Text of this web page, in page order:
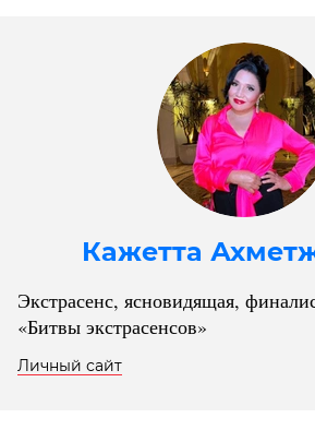
Кажетта
Экстрасенс, ясновидящая,
«Битвы экстрасенсов»
Личный сайт